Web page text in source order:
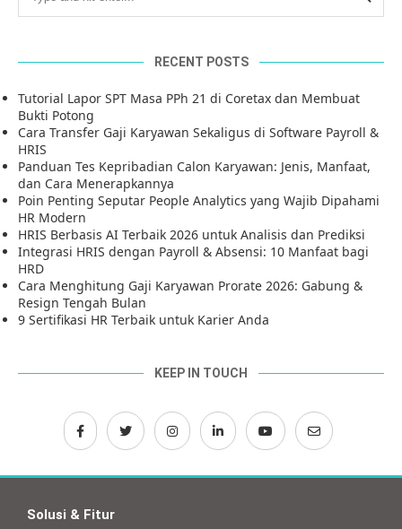
RECENT POSTS
Tutorial Lapor SPT Masa PPh 21 di Coretax dan Membuat
Bukti Potong
Cara Transfer Gaji Karyawan Sekaligus di Software Payroll &
HRIS
Panduan Tes Kepribadian Calon Karyawan: Jenis, Manfaat,
dan Cara Menerapkannya
Poin Penting Seputar People Analytics yang Wajib Dipahami
HR Modern
HRIS Berbasis AI Terbaik 2026 untuk Analisis dan Prediksi
Integrasi HRIS dengan Payroll & Absensi: 10 Manfaat bagi
HRD
Cara Menghitung Gaji Karyawan Prorate 2026: Gabung &
Resign Tengah Bulan
9 Sertifikasi HR Terbaik untuk Karier Anda
KEEP IN TOUCH
Solusi & Fitur